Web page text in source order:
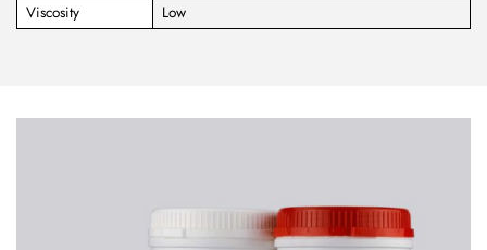
Viscosity
Low